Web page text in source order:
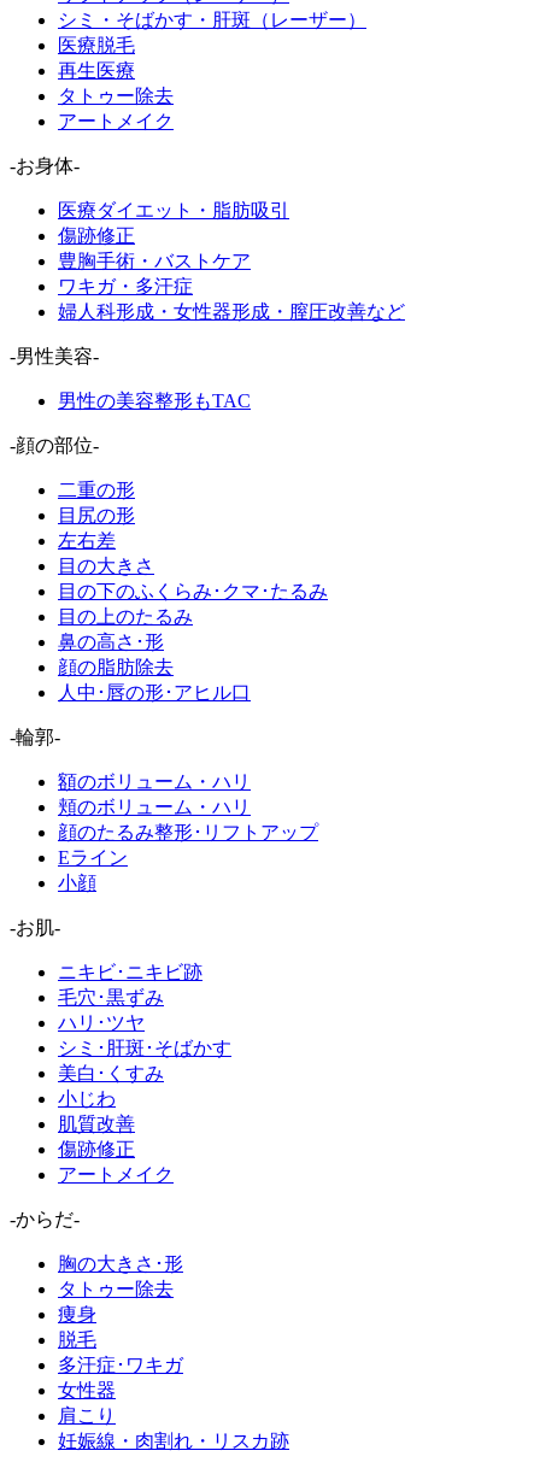
シミ・そばかす・肝斑（レーザー）
医療脱毛
再生医療
タトゥー除去
アートメイク
-お身体-
医療ダイエット・脂肪吸引
傷跡修正
豊胸手術・バストケア
ワキガ・多汗症
婦人科形成・女性器形成・膣圧改善など
-男性美容-
男性の美容整形もTAC
-顔の部位-
二重の形
目尻の形
左右差
目の大きさ
目の下のふくらみ･クマ･たるみ
目の上のたるみ
鼻の高さ･形
顔の脂肪除去
人中･唇の形･アヒル口
-輪郭-
額のボリューム・ハリ
頬のボリューム・ハリ
顔のたるみ整形･リフトアップ
Eライン
小顔
-お肌-
ニキビ･ニキビ跡
毛穴･黒ずみ
ハリ･ツヤ
シミ･肝斑･そばかす
美白･くすみ
小じわ
肌質改善
傷跡修正
アートメイク
-からだ-
胸の大きさ･形
タトゥー除去
痩身
脱毛
多汗症･ワキガ
女性器
肩こり
妊娠線・肉割れ・リスカ跡